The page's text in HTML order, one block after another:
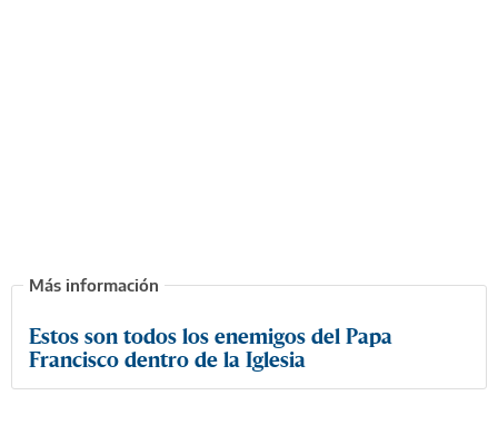
Estos son todos los enemigos del Papa
Francisco dentro de la Iglesia